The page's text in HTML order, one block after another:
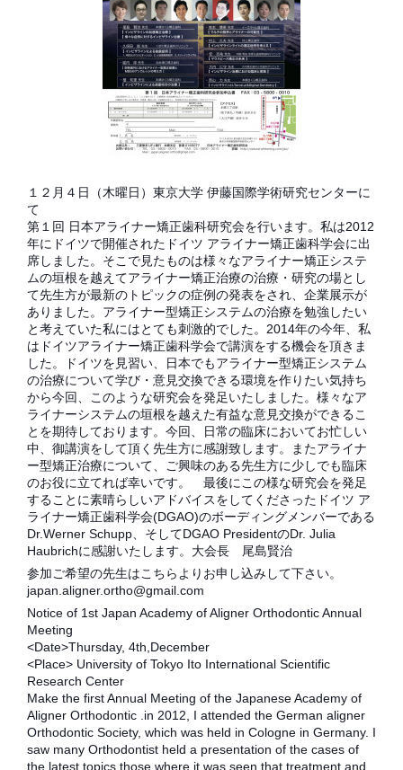
１２月４日（木曜日）東京大学 伊藤国際学術研究センターに
て
第１回 日本アライナー矯正歯科研究会を行います。私は2012
年にドイツで開催されたドイツ アライナー矯正歯科学会に出
席しました。そこで見たものは様々なアライナー矯正システ
ムの垣根を越えてアライナー矯正治療の治療・研究の場とし
て先生方が最新のトピックの症例の発表をされ、企業展示が
ありました。アライナー型矯正システムの治療を勉強したい
と考えていた私にはとても刺激的でした。2014年の今年、私
はドイツアライナー矯正歯科学会で講演をする機会を頂きま
した。ドイツを見習い、日本でもアライナー型矯正システム
の治療について学び・意見交換できる環境を作りたい気持ち
から今回、このような研究会を発足いたしました。様々なア
ライナーシステムの垣根を越えた有益な意見交換ができるこ
とを期待しております。今回、日常の臨床においてお忙しい
中、御講演をして頂く先生方に感謝致します。またアライナ
ー型矯正治療について、ご興味のある先生方に少しでも臨床
のお役に立てれば幸いです。 最後にこの様な研究会を発足
することに素晴らしいアドバイスをしてくださったドイツ ア
ライナー矯正歯科学会(DGAO)のボーディングメンバーである
Dr.Werner Schupp、そしてDGAO PresidentのDr. Julia
Haubrichに感謝いたします。大会長 尾島賢治
参加ご希望の先生はこちらよりお申し込みして下さい。
japan.aligner.ortho@gmail.com
Notice of 1st Japan Academy of Aligner Orthodontic Annual
Meeting
<Date>Thursday, 4th,December
<Place> University of Tokyo Ito International Scientific
Research Center
Make the first Annual Meeting of the Japanese Academy of
Aligner Orthodontic .in 2012, I attended the German aligner
Orthodontic Society, which was held in Cologne in Germany. I
saw many Orthodontist held a presentation of the cases of
the latest topics those where it was seen that treatment and